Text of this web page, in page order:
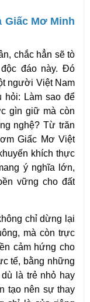
Giấc Mơ Minh
chắc hẳn sẽ tò
đáo này. Đó
người Việt Nam
hỏi: Làm sao để
gìn giữ mà còn
nghệ? Từ trăn
Giấc Mơ Việt
khích thực
ý nghĩa lớn,
vững cho đất
chỉ dừng lại
mà còn trực
cảm hứng cho
tế, bằng những
là trẻ nhỏ hay
tạo nên sự thay